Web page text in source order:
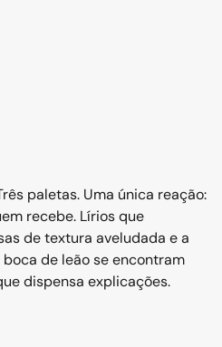
paletas. Uma única reação:
recebe. Lírios que
de textura aveludada e a
de leão se encontram
dispensa explicações.